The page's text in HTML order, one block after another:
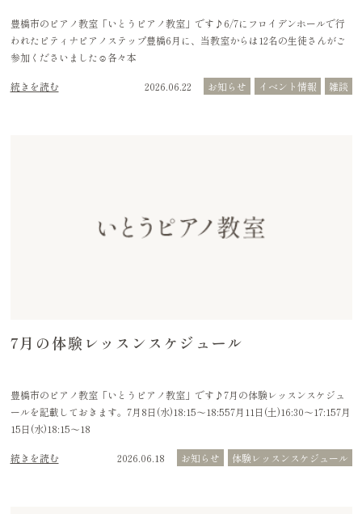
豊橋市のピアノ教室「いとうピアノ教室」です♪6/7にフロイデンホールで行
われたピティナピアノステップ豊橋6月に、当教室からは12名の生徒さんがご
参加くださいました☺️各々本
続きを読む 2026.06.22 お知らせ イベント情報 雑談
7月の体験レッスンスケジュール
豊橋市のピアノ教室「いとうピアノ教室」です♪7月の体験レッスンスケジュ
ールを記載しておきます。7月8日(水)18:15〜18:557月11日(土)16:30〜17:157月
15日(水)18:15〜18
続きを読む 2026.06.18 お知らせ 体験レッスンスケジュール